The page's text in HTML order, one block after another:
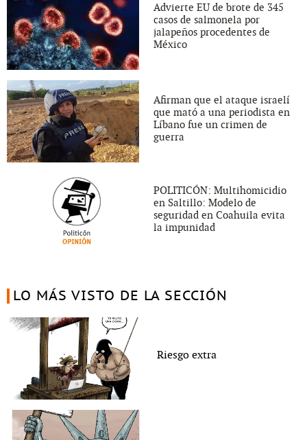
Advierte EU de brote de 345
casos de salmonela por
jalapeños procedentes de
México
Afirman que el ataque israelí
que mató a una periodista en
Líbano fue un crimen de
guerra
POLITICÓN: Multihomicidio
en Saltillo: Modelo de
seguridad en Coahuila evita
la impunidad
LO MÁS VISTO DE LA SECCIÓN
Riesgo extra